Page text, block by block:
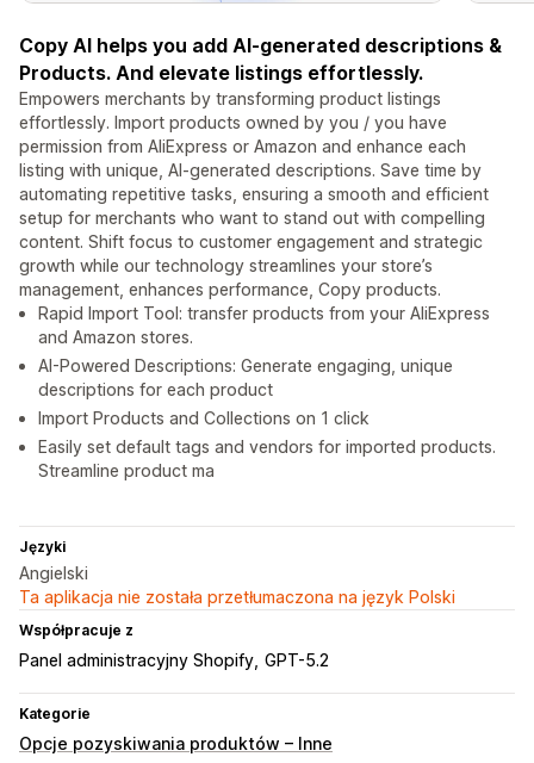
Copy AI helps you add AI-generated descriptions &
Products. And elevate listings effortlessly.
Empowers merchants by transforming product listings
effortlessly. Import products owned by you / you have
permission from AliExpress or Amazon and enhance each
listing with unique, AI-generated descriptions. Save time by
automating repetitive tasks, ensuring a smooth and efficient
setup for merchants who want to stand out with compelling
content. Shift focus to customer engagement and strategic
growth while our technology streamlines your store’s
management, enhances performance, Copy products.
Rapid Import Tool: transfer products from your AliExpress
and Amazon stores.
AI-Powered Descriptions: Generate engaging, unique
descriptions for each product
Import Products and Collections on 1 click
Easily set default tags and vendors for imported products.
Streamline product ma
Języki
Angielski
Ta aplikacja nie została przetłumaczona na język Polski
Współpracuje z
Panel administracyjny Shopify GPT-5.2
Kategorie
Opcje pozyskiwania produktów – Inne